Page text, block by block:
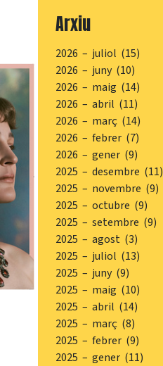
Arxiu
2026 – juliol (15)
2026 – juny (10)
2026 – maig (14)
2026 – abril (11)
2026 – març (14)
2026 – febrer (7)
2026 – gener (9)
2025 – desembre (11)
2025 – novembre (9)
2025 – octubre (9)
2025 – setembre (9)
2025 – agost (3)
2025 – juliol (13)
2025 – juny (9)
2025 – maig (10)
2025 – abril (14)
2025 – març (8)
2025 – febrer (9)
2025 – gener (11)